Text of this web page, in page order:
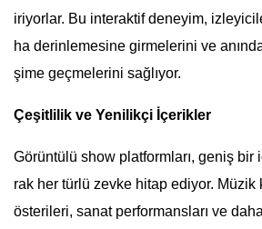
iriyorlar. Bu interaktif deneyim,
ha derinlemesine girmelerini ve
şime geçmelerini sağlıyor.
Çeşitlilik ve Yenilikçi İçerikler
Görüntülü show platformları, geniş bir
rak her türlü zevke hitap ediyor. Müzik
österileri, sanat performansları ve